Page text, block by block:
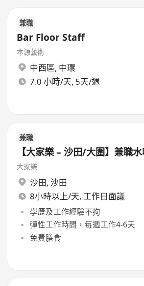
兼職
Bar Floor Staff
本源藝術
中西區, 中環
7.0 小時/天, 5天/週
兼職
【大家樂 – 沙田/大圍】兼職
大家樂
沙田, 沙田
8小時以上/天, 工作日面議
學歷及工作經驗不拘
彈性工作時間，每週工作4-6天
免費膳食